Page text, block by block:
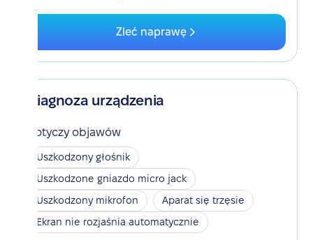
Zleć naprawę
Diagnoza urządzenia
Dotyczy objawów
Uszkodzony głośnik
Uszkodzone gniazdo micro jack
Uszkodzony mikrofon
Aparat się trzęsie
Ekran nie rozjaśnia automatycznie